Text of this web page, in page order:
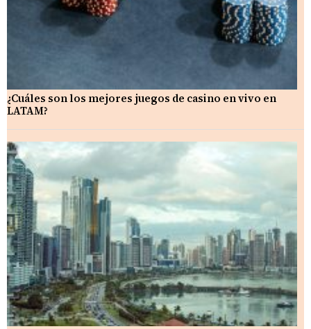
¿Cuáles son los mejores juegos de casino en vivo en
LATAM?